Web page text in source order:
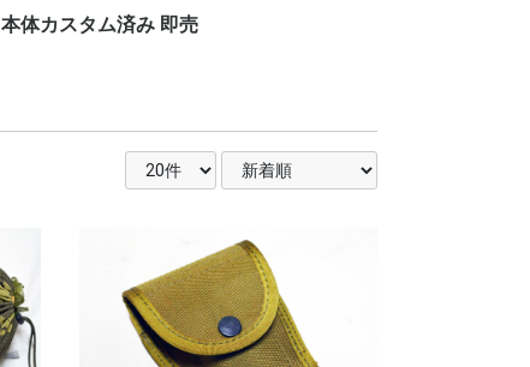
本体カスタム済み 即売